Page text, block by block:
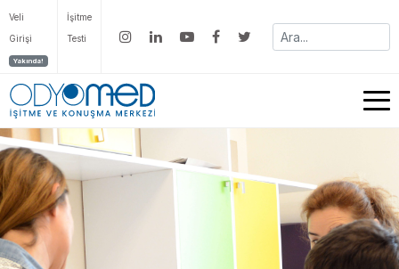
Veli
Girişi
Yakında!
İşitme
Testi